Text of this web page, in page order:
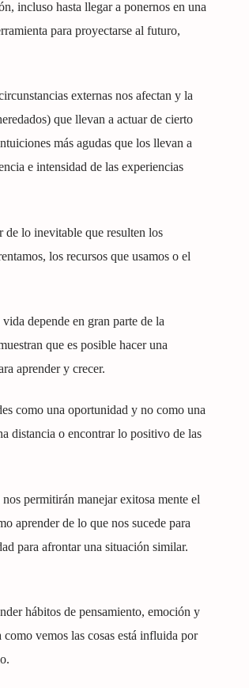
incluso hasta llegar a ponernos en una
para proyectarse al futuro,
externas nos afectan y la
que llevan a actuar de cierto
más agudas que los llevan a
e intensidad de las experiencias
de lo inevitable que resulten los
los recursos que usamos o el
depende en gran parte de la
que es posible hacer una
aprender y crecer.
como una oportunidad y no como una
distancia o encontrar lo positivo de las
permitirán manejar exitosa mente el
aprender de lo que nos sucede para
para afrontar una situación similar.
hábitos de pensamiento, emoción y
vemos las cosas está influida por